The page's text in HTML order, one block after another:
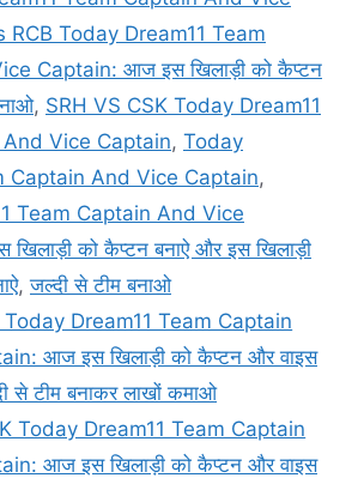
RCB Today Dream11 Team
Captain: आज इस खिलाड़ी को कैप्टन
, SRH VS CSK Today Dream11
Vice Captain, Today
Captain And Vice Captain,
Team Captain And Vice
को कैप्टन बनाऐ और इस खिलाड़ी
,जल्दी से टीम बनाओ
Today Dream11 Team Captain
आज इस खिलाड़ी को कैप्टन और वाइस
से टीम बनाकर लाखों कमाओ
Today Dream11 Team Captain
आज इस खिलाड़ी को कैप्टन और वाइस